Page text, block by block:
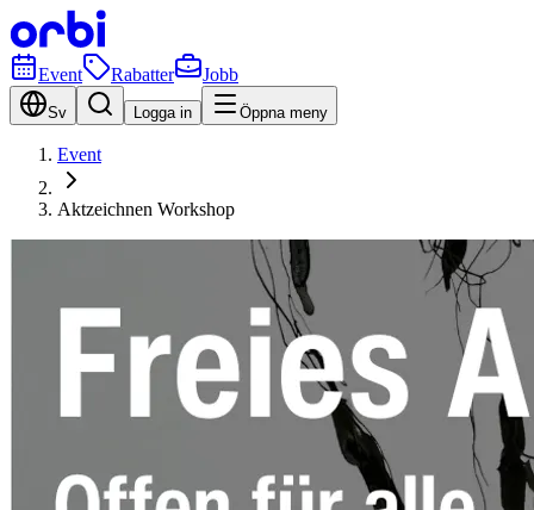
Event Rabatter Jobb
Sv Logga in Öppna meny
Event
Aktzeichnen Workshop